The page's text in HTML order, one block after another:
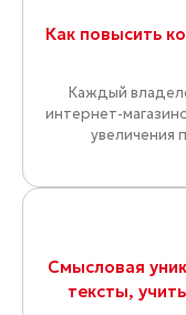
Как повысить
Каждый
интернет-
увеличения
Смысловая
тексты,